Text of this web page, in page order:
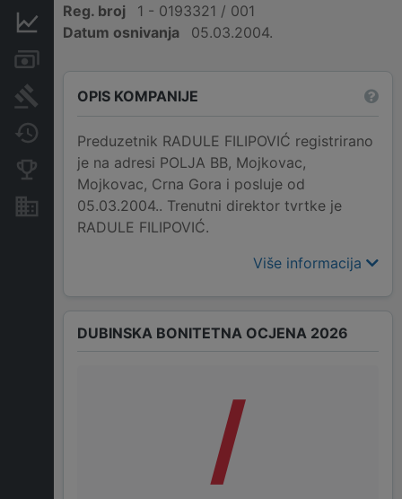
Finansijski podaci
Arhiva sudskih objava
Promjene
Konkurentne kompanije
Nekretnine i imovina
Reg. broj
1 - 0193321 / 001
Datum osnivanja
05.03.2004.
OPIS KOMPANIJE
Preduzetnik RADULE FILIPOVIĆ registrirano
je na adresi POLJA BB, Mojkovac,
Mojkovac, Crna Gora i posluje od
05.03.2004.. Trenutni direktor tvrtke je
RADULE FILIPOVIĆ.
Više informacija
DUBINSKA BONITETNA OCJENA 2026
/